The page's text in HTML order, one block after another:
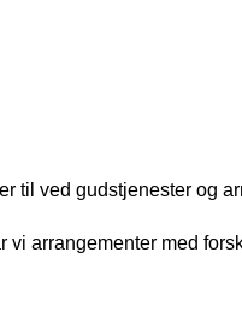
til ved gudstjenester og
vi arrangementer med